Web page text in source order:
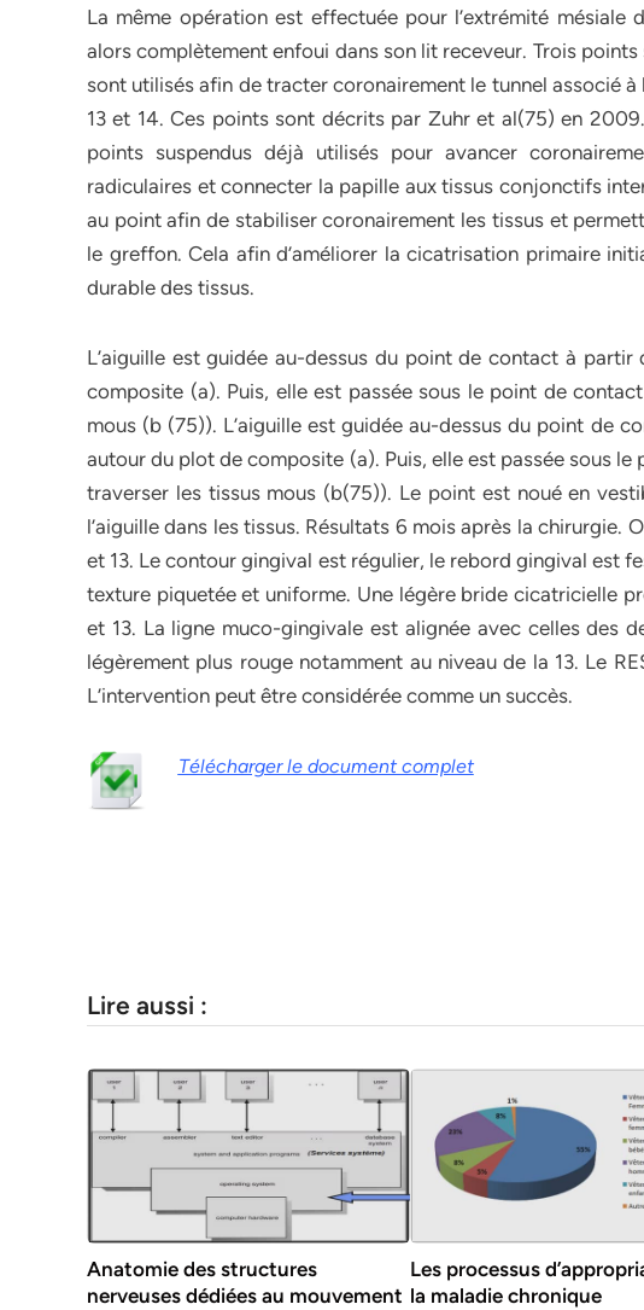
La même opération est effectuée pour l’extrémité
alors complètement enfoui dans son lit receveur. Trois
sont utilisés afin de tracter coronairement le tunnel associé à
13 et 14. Ces points sont décrits par Zuhr et al(75) en
points suspendus déjà utilisés pour avancer
radiculaires et connecter la papille aux tissus conjonctifs
au point afin de stabiliser coronairement les tissus et
le greffon. Cela afin d’améliorer la cicatrisation primaire
durable des tissus.
L’aiguille est guidée au-dessus du point de contact à
composite (a). Puis, elle est passée sous le point de
mous (b (75)). L’aiguille est guidée au-dessus du point de
autour du plot de composite (a). Puis, elle est passée sous
traverser les tissus mous (b(75)). Le point est noué en
l’aiguille dans les tissus. Résultats 6 mois après la chirurgie.
et 13. Le contour gingival est régulier, le rebord gingival est
texture piquetée et uniforme. Une légère bride cicatricielle
et 13. La ligne muco-gingivale est alignée avec celles des
légèrement plus rouge notamment au niveau de la 13. Le
L’intervention peut être considérée comme un succès.
Télécharger le document complet
Lire aussi :
Anatomie des structures
nerveuses dédiées au mouvement
Les processus
la maladie chronique